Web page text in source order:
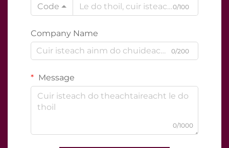
Code
0/100
Company Name
0/200
Message
0/1000